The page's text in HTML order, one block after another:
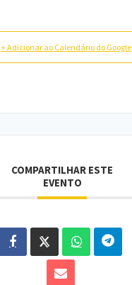
+ Adicionar ao Calendário do Google
COMPARTILHAR ESTE
EVENTO